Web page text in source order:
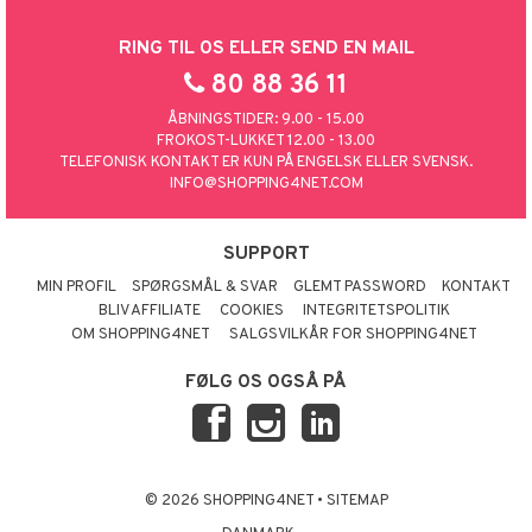
RING TIL OS ELLER SEND EN MAIL
80 88 36 11
ÅBNINGSTIDER: 9.00 - 15.00
FROKOST-LUKKET 12.00 - 13.00
TELEFONISK KONTAKT ER KUN PÅ ENGELSK ELLER SVENSK.
INFO@SHOPPING4NET.COM
SUPPORT
MIN PROFIL SPØRGSMÅL & SVAR GLEMT PASSWORD
KONTAKT
BLIV AFFILIATE
COOKIES
INTEGRITETSPOLITIK
OM SHOPPING4NET
SALGSVILKÅR FOR SHOPPING4NET
FØLG OS OGSÅ PÅ
© 2026 SHOPPING4NET • SITEMAP